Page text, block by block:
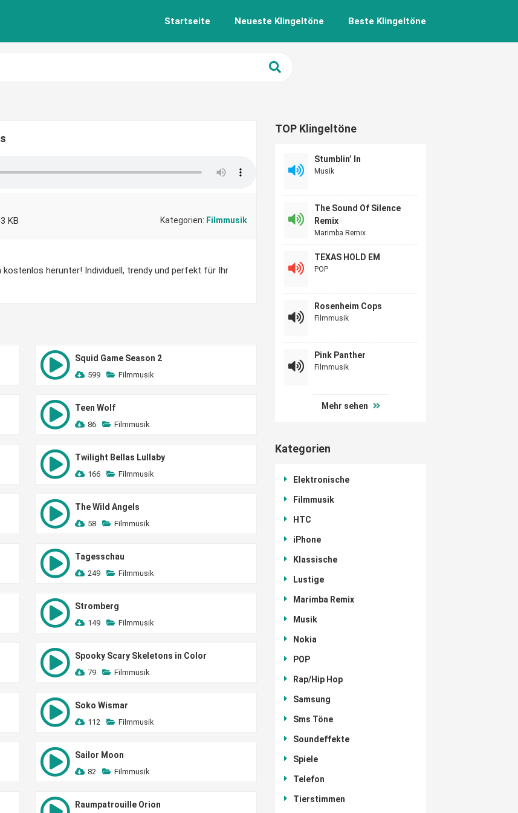
Startseite Neueste Klingeltöne Beste Klingeltöne
KB Kategorien: Filmmusik
herunter! Individuell, trendy und perfekt für Ihr
Squid Game Season 2
599 Filmmusik
Teen Wolf
86 Filmmusik
Twilight Bellas Lullaby
166 Filmmusik
The Wild Angels
58 Filmmusik
Tagesschau
249 Filmmusik
Stromberg
149 Filmmusik
Spooky Scary Skeletons in Color
79 Filmmusik
Soko Wismar
112 Filmmusik
Sailor Moon
82 Filmmusik
Raumpatrouille Orion
TOP Klingeltöne
Stumblin’ In
Musik
The Sound Of Silence
Remix
Marimba Remix
TEXAS HOLD EM
POP
Rosenheim Cops
Filmmusik
Pink Panther
Filmmusik
Mehr sehen
Kategorien
Elektronische
Filmmusik
HTC
iPhone
Klassische
Lustige
Marimba Remix
Musik
Nokia
POP
Rap/Hip Hop
Samsung
Sms Töne
Soundeffekte
Spiele
Telefon
Tierstimmen